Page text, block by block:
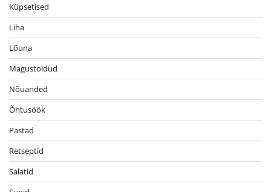
Küpsetised
Liha
Lõuna
Magustoidud
Nõuanded
Õhtusöök
Pastad
Retseptid
Salatid